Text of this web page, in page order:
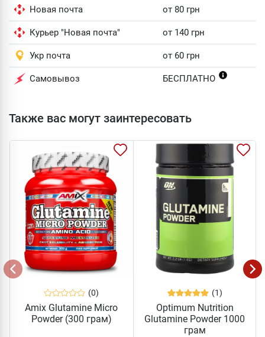
Новая почта от 80 грн
Курьер "Новая почта" от 140 грн
Укр почта от 60 грн
Самовывоз БЕСПЛАТНО
Также вас могут заинтересовать
(0)
Amix Glutamine Micro
Powder (300 грам)
(1)
Optimum Nutrition
Glutamine Powder 1000
грам